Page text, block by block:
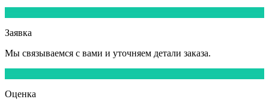
Заявка
Мы связываемся с вами и уточняем детали заказа.
Оценка